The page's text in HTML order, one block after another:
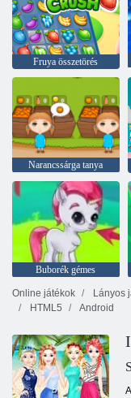
Fruya összetörés
Narancssárga tanya
Buborék gémes
Online játékok
Lányos
HTML5
Android